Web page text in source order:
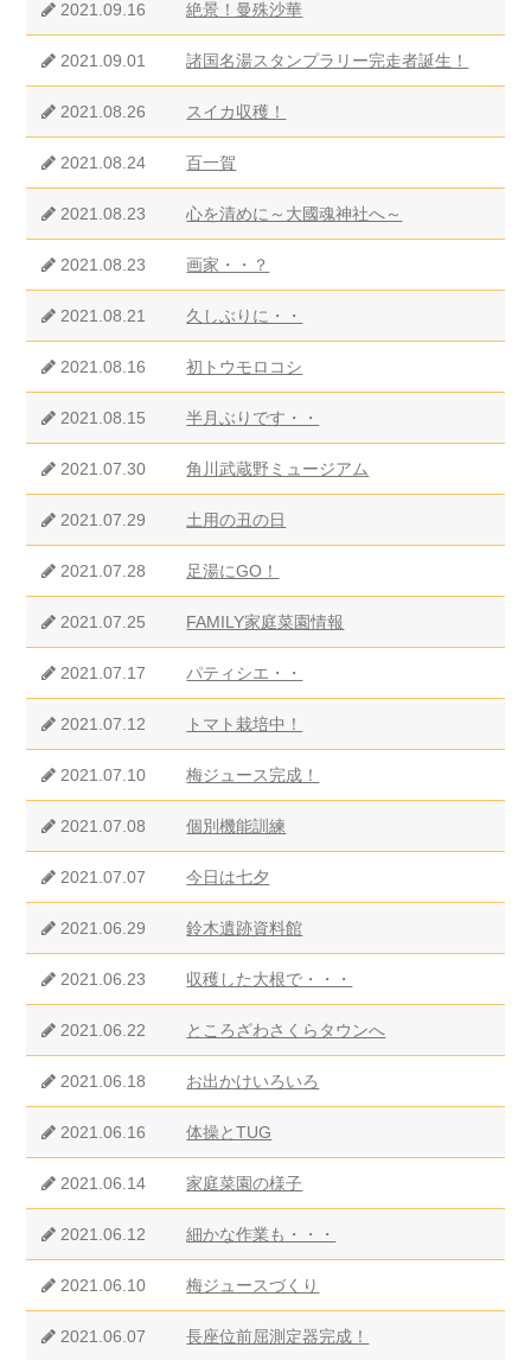
2021.09.16 絶景！曼殊沙華
2021.09.01 諸国名湯スタンプラリー完走者誕生！
2021.08.26 スイカ収穫！
2021.08.24 百一賀
2021.08.23 心を清めに～大國魂神社へ～
2021.08.23 画家・・？
2021.08.21 久しぶりに・・
2021.08.16 初トウモロコシ
2021.08.15 半月ぶりです・・
2021.07.30 角川武蔵野ミュージアム
2021.07.29 土用の丑の日
2021.07.28 足湯にGO！
2021.07.25 FAMILY家庭菜園情報
2021.07.17 パティシエ・・
2021.07.12 トマト栽培中！
2021.07.10 梅ジュース完成！
2021.07.08 個別機能訓練
2021.07.07 今日は七夕
2021.06.29 鈴木遺跡資料館
2021.06.23 収穫した大根で・・・
2021.06.22 ところざわさくらタウンへ
2021.06.18 お出かけいろいろ
2021.06.16 体操とTUG
2021.06.14 家庭菜園の様子
2021.06.12 細かな作業も・・・
2021.06.10 梅ジュースづくり
2021.06.07 長座位前屈測定器完成！